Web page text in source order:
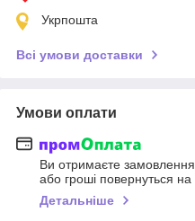
Укрпошта
Всі умови доставки
Умови оплати
Ви отримаєте замовлення
або гроші повернуться на
Детальніше